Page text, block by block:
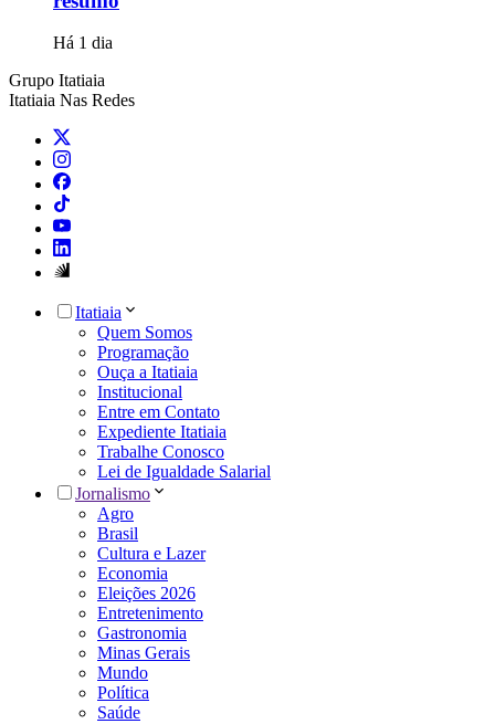
Há 1 dia
Grupo Itatiaia
Itatiaia Nas Redes
Itatiaia
Quem Somos
Programação
Ouça a Itatiaia
Institucional
Entre em Contato
Expediente Itatiaia
Trabalhe Conosco
Lei de Igualdade Salarial
Jornalismo
Agro
Brasil
Cultura e Lazer
Economia
Eleições 2026
Entretenimento
Gastronomia
Minas Gerais
Mundo
Política
Saúde